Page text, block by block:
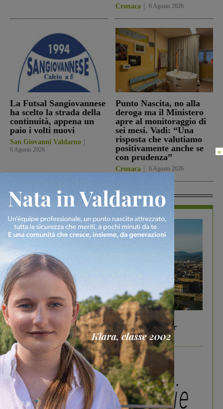
Cronaca 6 Agosto 2026
La Futsal Sangiovannese
ha scelto la strada della
continuità, appena un
paio i volti nuovi
San Giovanni Valdarno
6 Agosto 2026
Punto Nascita, no alla
deroga ma il Ministero
apre al monitoraggio di
sei mesi. Vadi: “Una
risposta che valutiamo
positivamente anche se
con prudenza”
Cronaca 6 Agosto 2026
In Vetrina
In vetrina 6 Agosto 2026
Gita di famiglia a Firenze: 5 idee per far
divertire i tuoi figli
×